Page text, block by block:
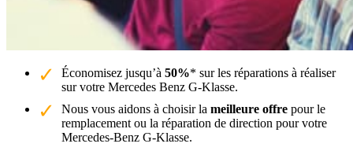
Économisez jusqu’à 50%* sur les réparations à réaliser
sur votre Mercedes Benz G-Klasse.
Nous vous aidons à choisir la meilleure offre pour le
remplacement ou la réparation de direction pour votre
Mercedes-Benz G-Klasse.